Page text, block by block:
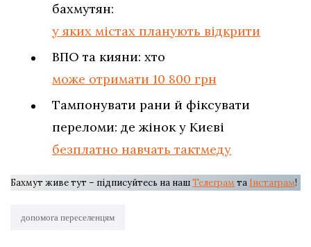
бахмутян:
у яких містах планують відкрити
ВПО та кияни: хто
може отримати 10 800 грн
Тампонувати рани й фіксувати
переломи: де жінок у Києві
безплатно навчать тактмеду
Бахмут живе тут – підписуйтесь на нашТелеграм та Інстаграм!
допомога переселенцям